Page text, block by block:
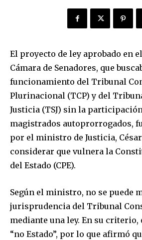
El proyecto de ley aprobado en
Cámara de Senadores, que
funcionamiento del Tribunal
Plurinacional (TCP) y del
Justicia (TSJ) sin la
magistrados autoprorrogados,
por el ministro de Justicia,
considerar que vulnera la
del Estado (CPE).
Según el ministro, no se puede
jurisprudencia del Tribunal
mediante una ley. En su
“no Estado”, por lo que afirmó